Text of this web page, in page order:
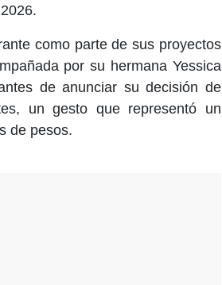
como parte de sus proyectos
por su hermana Yessica
de anunciar su decisión de
un gesto que representó un
de pesos.